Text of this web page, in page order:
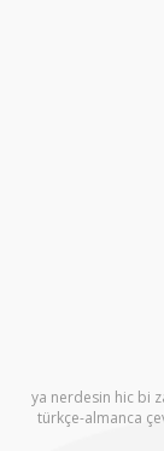
ya nerdesin hic bi
türkçe-almanca